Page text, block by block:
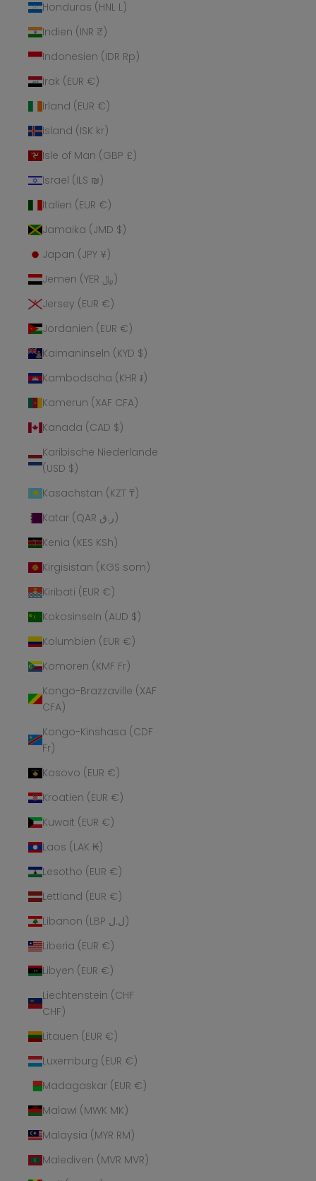
Honduras (HNL L)
Indien (INR ₹)
Indonesien (IDR Rp)
Irak (EUR €)
Irland (EUR €)
Island (ISK kr)
Isle of Man (GBP £)
Israel (ILS ₪)
Italien (EUR €)
Jamaika (JMD $)
Japan (JPY ¥)
Jemen (YER ﷼)
Jersey (EUR €)
Jordanien (EUR €)
Kaimaninseln (KYD $)
Kambodscha (KHR ៛)
Kamerun (XAF CFA)
Kanada (CAD $)
Karibische Niederlande
(USD $)
Kasachstan (KZT ₸)
Katar (QAR ر.ق)
Kenia (KES KSh)
Kirgisistan (KGS som)
Kiribati (EUR €)
Kokosinseln (AUD $)
Kolumbien (EUR €)
Komoren (KMF Fr)
Kongo-Brazzaville (XAF
CFA)
Kongo-Kinshasa (CDF
Fr)
Kosovo (EUR €)
Kroatien (EUR €)
Kuwait (EUR €)
Laos (LAK ₭)
Lesotho (EUR €)
Lettland (EUR €)
Libanon (LBP ل.ل)
Liberia (EUR €)
Libyen (EUR €)
Liechtenstein (CHF
CHF)
Litauen (EUR €)
Luxemburg (EUR €)
Madagaskar (EUR €)
Malawi (MWK MK)
Malaysia (MYR RM)
Malediven (MVR MVR)